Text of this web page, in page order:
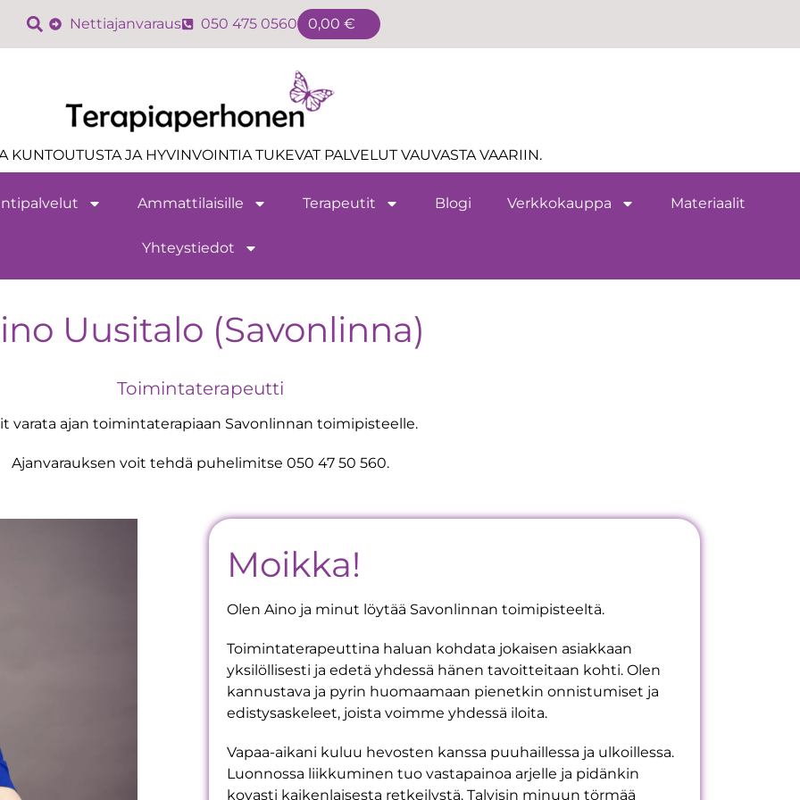
Nettiajanvaraus 050 475 0560 0,00 €
KUNTOUTUSTA JA HYVINVOINTIA TUKEVAT PALVELUT VAUVASTA VAARIIN.
Ammattilaisille Terapeutit Blogi Verkkokauppa Materiaalit
Yhteystiedot
Uusitalo (Savonlinna)
Toimintaterapeutti
varata ajan toimintaterapiaan Savonlinnan toimipisteelle.
Ajanvarauksen voit tehdä puhelimitse 050 47 50 560.
Moikka!
Olen Aino ja minut löytää Savonlinnan toimipisteeltä.
Toimintaterapeuttina haluan kohdata jokaisen asiakkaan
yksilöllisesti ja edetä yhdessä hänen tavoitteitaan kohti. Olen
kannustava ja pyrin huomaamaan pienetkin onnistumiset ja
edistysaskeleet, joista voimme yhdessä iloita.
Vapaa-aikani kuluu hevosten kanssa puuhaillessa ja ulkoillessa.
Luonnossa liikkuminen tuo vastapainoa arjelle ja pidänkin
kovasti kaikenlaisesta retkeilystä. Talvisin minuun törmää